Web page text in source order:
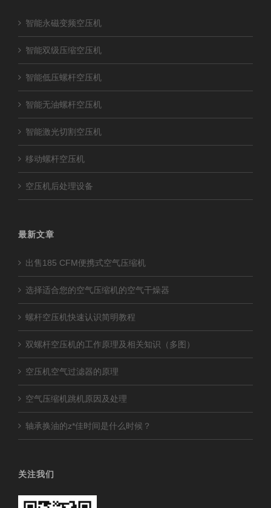
智能永磁变频空压机
智能双级压缩空压机
智能低压螺杆空压机
智能无油螺杆空压机
智能激光切割空压机
移动螺杆空压机
空压机后处理设备
最新文章
出售185 CFM便携式空气压缩机
选择适合您的空气压缩机的空气干燥器
螺杆空压机快速认识简明教程
双螺杆空压机的工作原理及相关知识（多图）
空压机空气过滤器的原理
空气压缩机跳机原因及处理
轴承换油的z*佳时间是什么时候？
关注我们